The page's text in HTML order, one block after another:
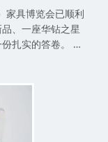
家具博览会已顺利
、一座华钻之星
扎实的答卷。 一